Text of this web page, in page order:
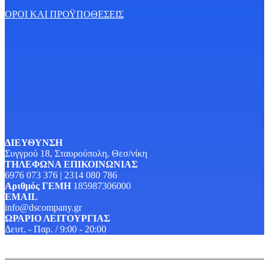
ΟΡΟΙ ΚΑΙ ΠΡΟΫΠΟΘΕΣΕΙΣ
ΔΙΕΥΘΥΝΣΗ
Συγγρού 18, Σταυρούπολη, Θεσ/νίκη
ΤΗΛΕΦΩΝΑ ΕΠΙΚΟΙΝΩΝΙΑΣ
6976 073 376 | 2314 080 786
Αριθμός ΓΕΜΗ 185987306000
EMAIL
info@dscompany.gr
ΩΡΑΡΙΟ ΛΕΙΤΟΥΡΓΙΑΣ
Δευτ. - Παρ. / 9:00 - 20:00